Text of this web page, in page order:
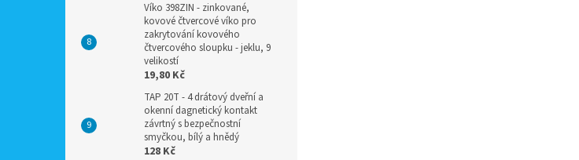
Víko 398ZIN - zinkované,
kovové čtvercové víko pro
zakrytování kovového
čtvercového sloupku - jeklu, 9
velikostí
19,80 Kč
TAP 20T - 4 drátový dveřní a
okenní dagnetický kontakt
závrtný s bezpečnostní
smyčkou, bílý a hnědý
128 Kč